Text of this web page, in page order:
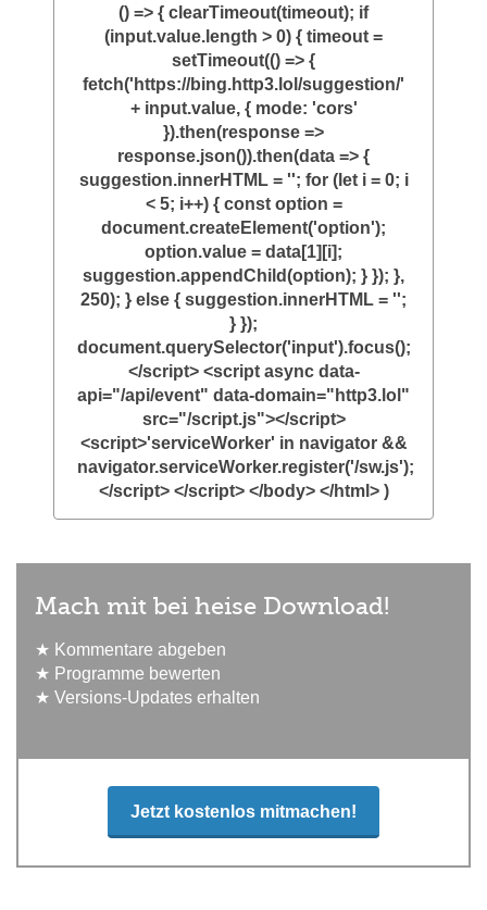
() => { clearTimeout(timeout); if
(input.value.length > 0) { timeout =
setTimeout(() => {
fetch('https://bing.http3.lol/suggestion/'
+ input.value, { mode: 'cors'
}).then(response =>
response.json()).then(data => {
suggestion.innerHTML = ''; for (let i = 0; i
< 5; i++) { const option =
document.createElement('option');
option.value = data[1][i];
suggestion.appendChild(option); } }); },
250); } else { suggestion.innerHTML = '';
} });
document.querySelector('input').focus();
</script> <script async data-
api="/api/event" data-domain="http3.lol"
src="/script.js"></script>
<script>'serviceWorker' in navigator &&
navigator.serviceWorker.register('/sw.js');
</script> </script> </body> </html> )
Mach mit bei heise Download!
★ Kommentare abgeben
★ Programme bewerten
★ Versions-Updates erhalten
Jetzt kostenlos mitmachen!